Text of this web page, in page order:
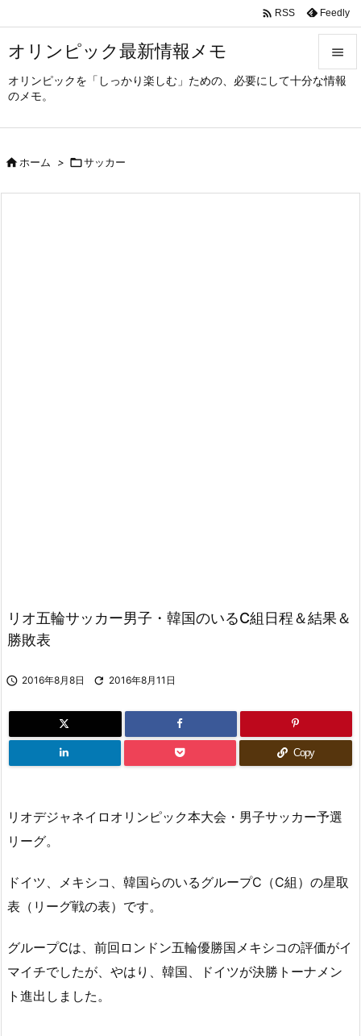
オリンピック最新情報メモ
オリンピックを「しっかり楽しむ」ための、必要にして十分な情報
のメモ。



 RSS Feedly
ホーム > サッカー
リオ五輪サッカー男子・韓国のいるC組日程＆結果＆
勝敗表
 2016年8月8日  2016年8月11日
Copy
リオデジャネイロオリンピック本大会・男子サッカー予選
リーグ。
ドイツ、メキシコ、韓国らのいるグループC（C組）の星取
表（リーグ戦の表）です。
グループCは、前回ロンドン五輪優勝国メキシコの評価がイ
マイチでしたが、やはり、韓国、ドイツが決勝トーナメン
ト進出しました。